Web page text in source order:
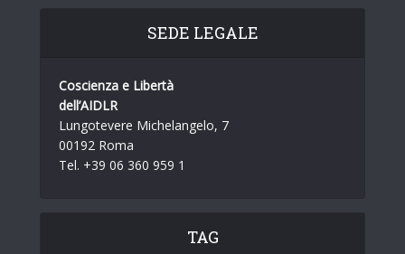
SEDE LEGALE
Coscienza e Libertà
dell’AIDLR
Lungotevere Michelangelo, 7
00192 Roma
Tel. +39 06 360 959 1
TAG